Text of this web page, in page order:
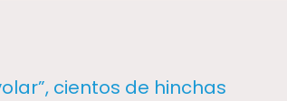
cientos de hinchas